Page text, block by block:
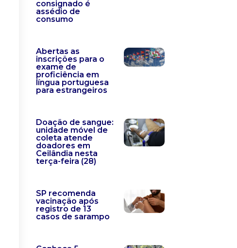
consignado é
assédio de
consumo
Abertas as
inscrições para o
exame de
proficiência em
língua portuguesa
para estrangeiros
Doação de sangue:
unidade móvel de
coleta atende
doadores em
Ceilândia nesta
terça-feira (28)
SP recomenda
vacinação após
registro de 13
casos de sarampo